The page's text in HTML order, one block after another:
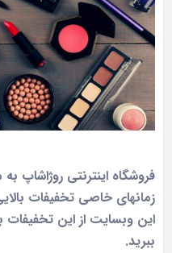
فروشگاه اینترنتی روژاشاپ
زمانهای خاصی تخفیفات
این وبسایت از این تخفیفات
ببرید.